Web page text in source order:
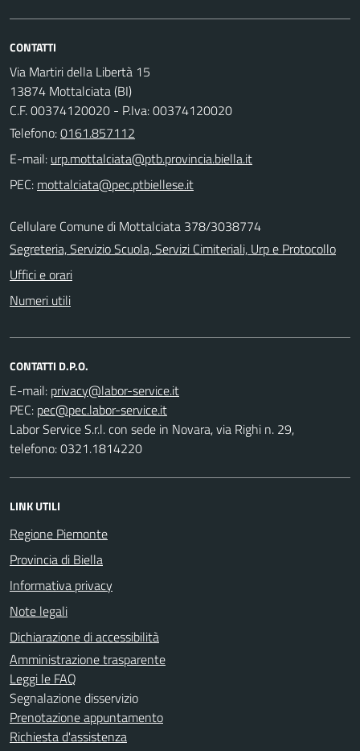
CONTATTI
Via Martiri della Libertà 15
13874 Mottalciata (BI)
C.F. 00374120020 - P.Iva: 00374120020
Telefono:0161.857112
E-mail:
PEC:
Cellulare Comune di Mottalciata 378/3038774
Segreteria, Servizio Scuola, Servizi Cimiteriali, Urp e Protocollo
Uffici e orari
Numeri utili
CONTATTI D.P.O.
E-mail:
PEC:
Labor Service S.r.l. con sede in Novara, via Righi n. 29,
telefono: 0321.1814220
LINK UTILI
Regione Piemonte
Provincia di Biella
Informativa privacy
Note legali
Dichiarazione di accessibilità
Amministrazione trasparente
Leggi le FAQ
Segnalazione disservizio
Prenotazione appuntamento
Richiesta d'assistenza